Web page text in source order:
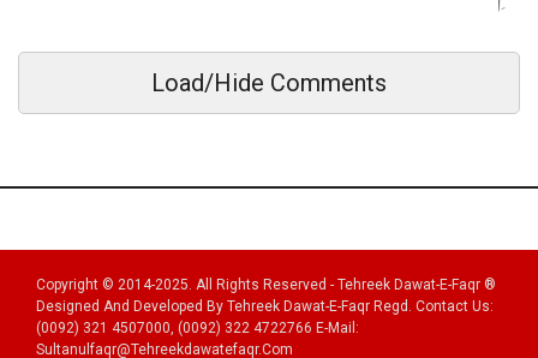
Load/Hide Comments
Copyright © 2014-2025. All Rights Reserved - Tehreek Dawat-E-Faqr ®
Designed And Developed By Tehreek Dawat-E-Faqr Regd. Contact Us:
(0092) 321 4507000, (0092) 322 4722766 E-Mail:
Sultanulfaqr@tehreekdawatefaqr.com